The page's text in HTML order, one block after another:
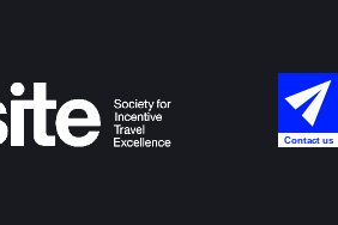
Contact us